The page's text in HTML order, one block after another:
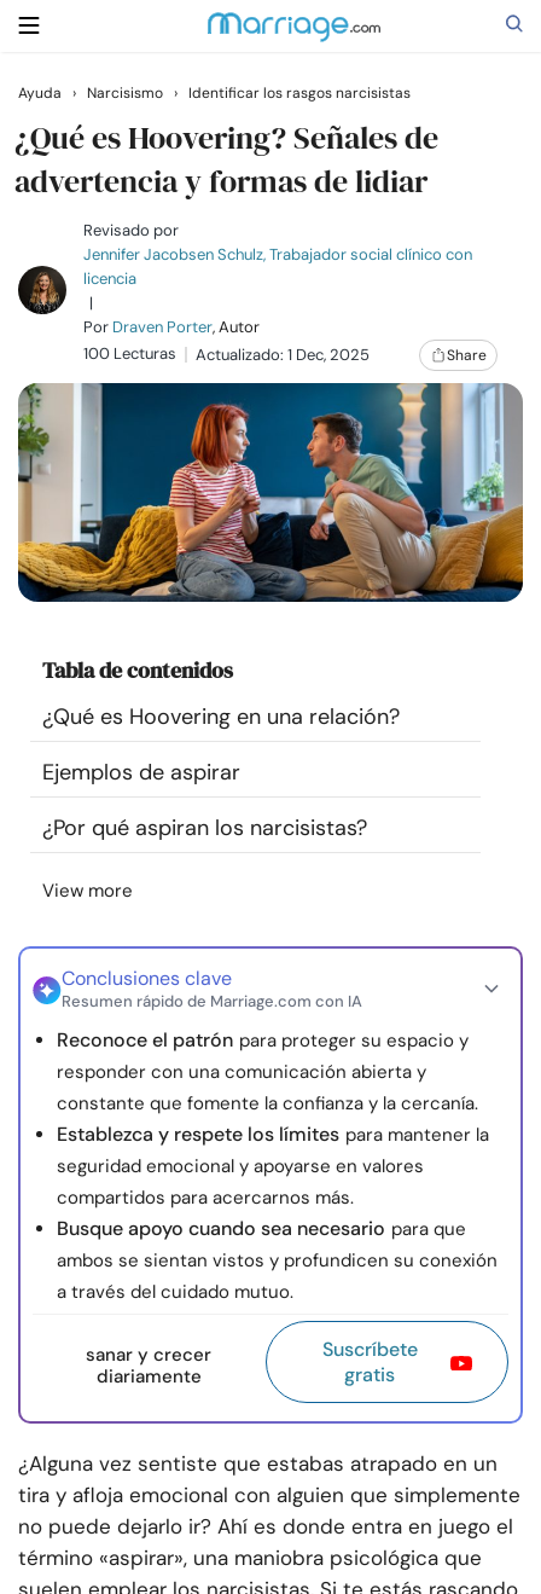
Buscar
Casarse
Relaciones
Familia
Ayuda
Cursos
Recursos
Encuentra un terapeuta
Idioma
nosotros
© Copyright 2026. Todos los derechos reservados.
Ayuda › Narcisismo › Identificar los rasgos narcisistas
¿Qué es Hoovering? Señales de
advertencia y formas de lidiar
Revisado por
Jennifer Jacobsen Schulz, Trabajador social clínico con
licencia
|
Por Draven Porter, Autor
100 Lecturas
Actualizado: 1 Dec, 2025 Share
Tabla de contenidos
¿Qué es Hoovering en una relación?
Ejemplos de aspirar
¿Por qué aspiran los narcisistas?
View more
Conclusiones clave
Resumen rápido de Marriage.com con IA
Reconoce el patrón para proteger su espacio y
responder con una comunicación abierta y
constante que fomente la confianza y la cercanía.
Establezca y respete los límites para mantener la
seguridad emocional y apoyarse en valores
compartidos para acercarnos más.
Busque apoyo cuando sea necesario para que
ambos se sientan vistos y profundicen su conexión
a través del cuidado mutuo.
sanar y crecer
diariamente
Suscríbete
gratis
¿Alguna vez sentiste que estabas atrapado en un
tira y afloja emocional con alguien que simplemente
no puede dejarlo ir? Ahí es donde entra en juego el
término «aspirar», una maniobra psicológica que